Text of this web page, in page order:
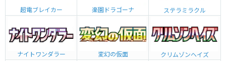
超電ブレイカー 楽園ドラゴーナ ステラミラクル
ナイトワンダラー 変幻の仮面 クリムゾンヘイズ